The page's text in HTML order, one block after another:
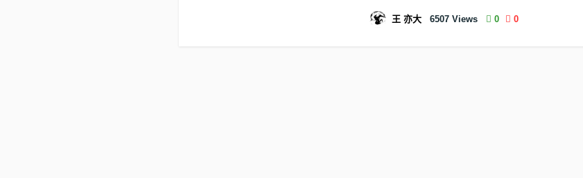
王 亦大 6507 Views 0 0